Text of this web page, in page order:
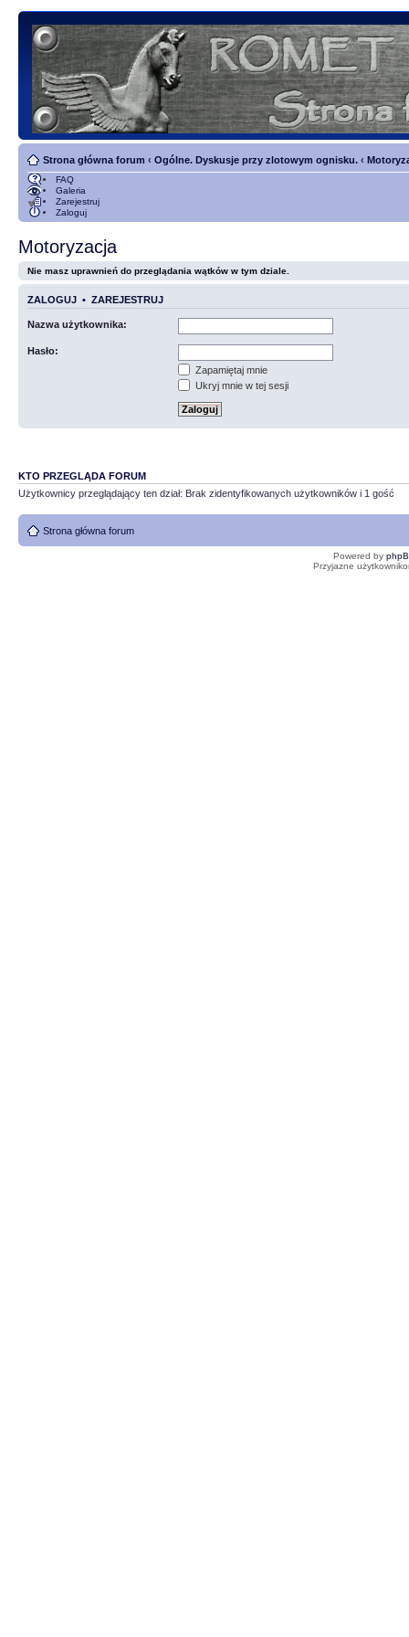
Strona główna forum ‹ Ogólne. Dyskusje przy zlotowym ognisku. ‹
FAQ
Galeria
Zarejestruj
Zaloguj
Motoryzacja
Nie masz uprawnień do przeglądania wątków w tym dziale.
ZALOGUJ • ZAREJESTRUJ
Nazwa użytkownika:
Hasło:
Zapamiętaj mnie
Ukryj mnie w tej sesji
KTO PRZEGLĄDA FORUM
Użytkownicy przeglądający ten dział: Brak zidentyfikowanych użytkowników i 1 gość
Strona główna forum
Powered by
Przyjazne